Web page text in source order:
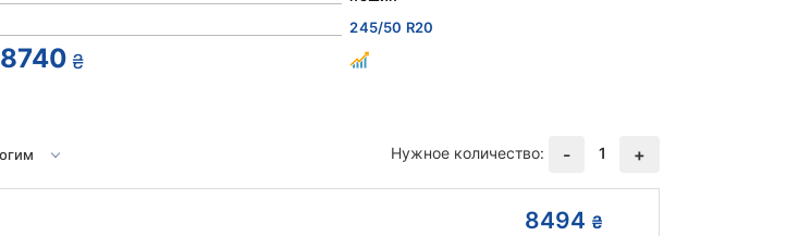
245/50 R20
8740 ₴
Нужное количество: - 1 +
8494 ₴